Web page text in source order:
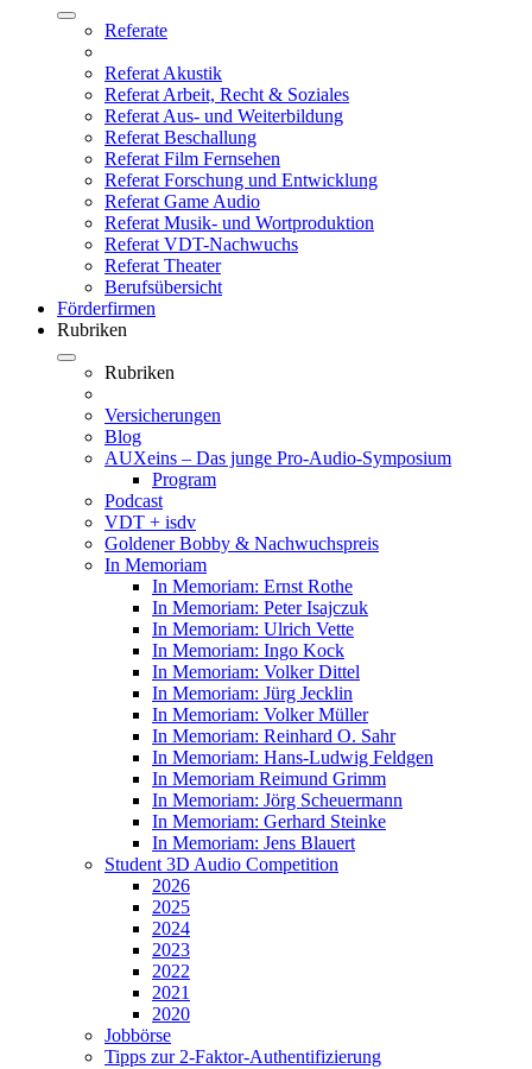
Referate
Referat Akustik
Referat Arbeit, Recht & Soziales
Referat Aus- und Weiterbildung
Referat Beschallung
Referat Film Fernsehen
Referat Forschung und Entwicklung
Referat Game Audio
Referat Musik- und Wortproduktion
Referat VDT-Nachwuchs
Referat Theater
Berufsübersicht
Förderfirmen
Rubriken
Rubriken
Versicherungen
Blog
AUXeins – Das junge Pro-Audio-Symposium
Program
Podcast
VDT + isdv
Goldener Bobby & Nachwuchspreis
In Memoriam
In Memoriam: Ernst Rothe
In Memoriam: Peter Isajczuk
In Memoriam: Ulrich Vette
In Memoriam: Ingo Kock
In Memoriam: Volker Dittel
In Memoriam: Jürg Jecklin
In Memoriam: Volker Müller
In Memoriam: Reinhard O. Sahr
In Memoriam: Hans-Ludwig Feldgen
In Memoriam Reimund Grimm
In Memoriam: Jörg Scheuermann
In Memoriam: Gerhard Steinke
In Memoriam: Jens Blauert
Student 3D Audio Competition
2026
2025
2024
2023
2022
2021
2020
Jobbörse
Tipps zur 2-Faktor-Authentifizierung